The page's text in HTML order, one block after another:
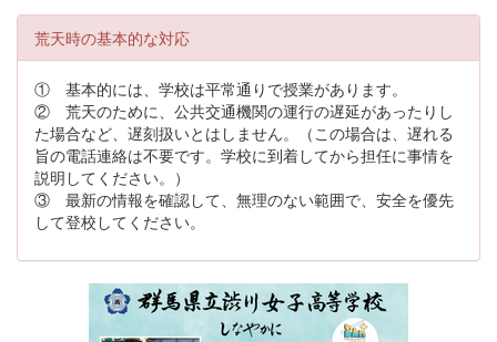
荒天時の基本的な対応
① 基本的には、学校は平常通りで授業があります。
② 荒天のために、公共交通機関の運行の遅延があったりし
た場合など、遅刻扱いとはしません。（この場合は、遅れる
旨の電話連絡は不要です。学校に到着してから担任に事情を
説明してください。）
③ 最新の情報を確認して、無理のない範囲で、安全を優先
して登校してください。